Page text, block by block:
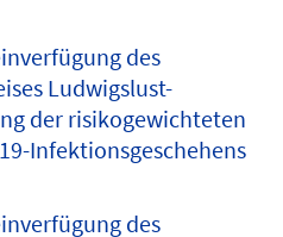
des
Ludwigslust-
der risikogewichteten
Infektionsgeschehens
des